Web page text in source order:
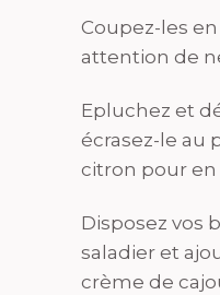
Coupez-les
attention de
Epluchez et
écrasez-le au
citron pour en
Disposez vos
saladier et
crème de